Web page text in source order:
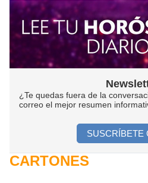
¿Te quedas fuera de la
correo el mejor resumen
SUSCRÍBETE
CARTONES